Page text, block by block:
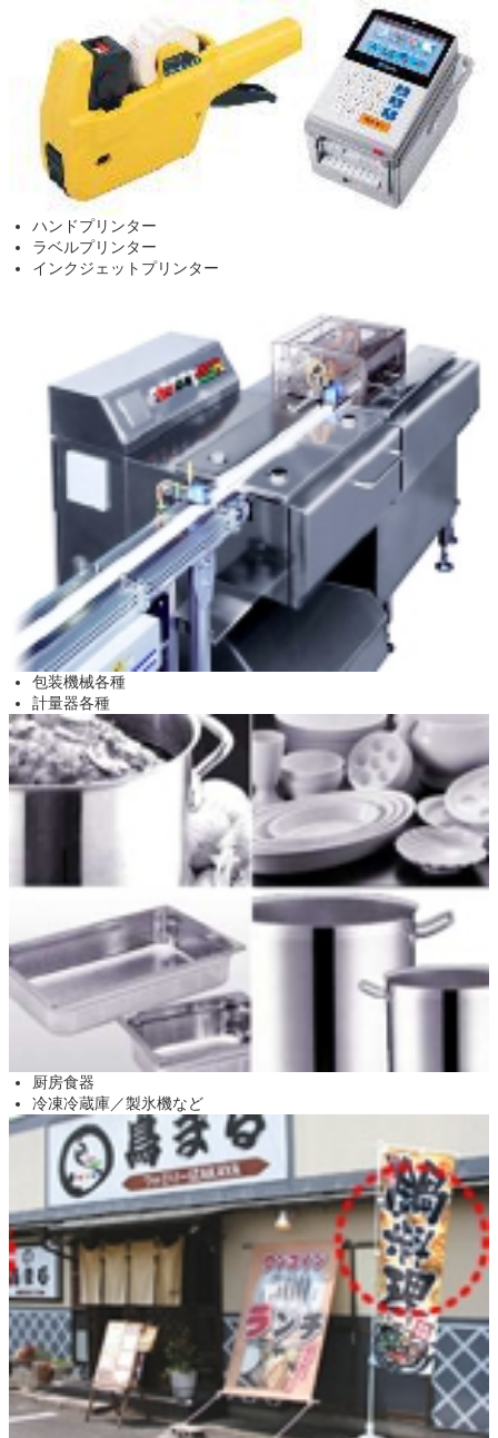
ハンドプリンター
ラベルプリンター
インクジェットプリンター
包装機械各種
計量器各種
厨房食器
冷凍冷蔵庫／製氷機など